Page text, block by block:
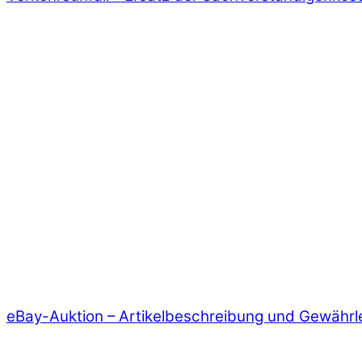
eBay-Auktion – Artikelbeschreibung und